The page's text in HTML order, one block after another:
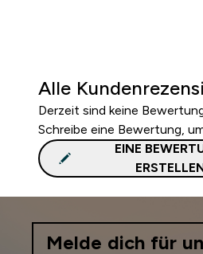
Alle
Derzeit sind keine
Schreibe eine Bewertung,
EINE
Melde dich für